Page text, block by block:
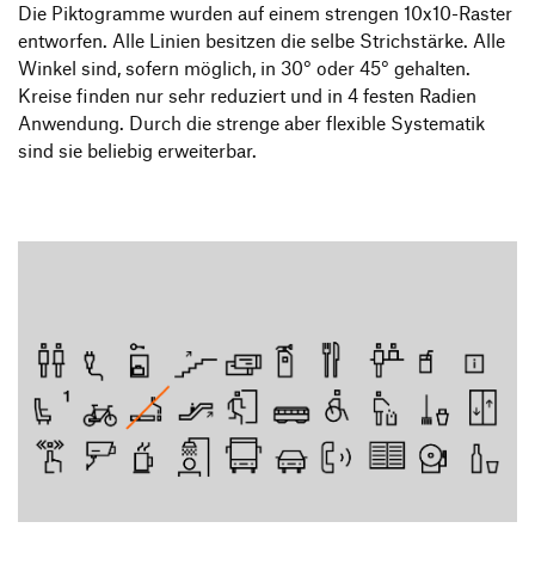
Die Piktogramme wurden auf einem strengen 10x10-Raster
entworfen. Alle Linien besitzen die selbe Strichstärke. Alle
Winkel sind, sofern möglich, in 30° oder 45° gehalten.
Kreise finden nur sehr reduziert und in 4 festen Radien
Anwendung. Durch die strenge aber flexible Systematik
sind sie beliebig erweiterbar.